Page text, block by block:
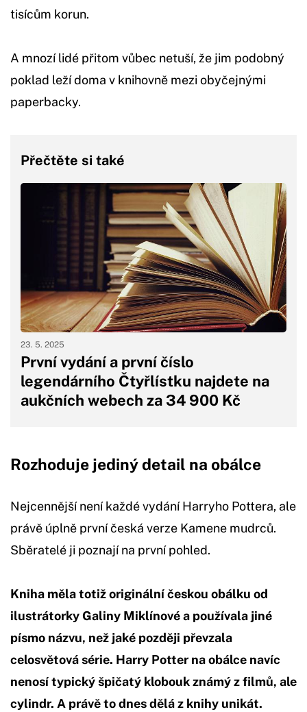
tisícům korun.
A mnozí lidé přitom vůbec netuší, že jim podobný
poklad leží doma v knihovně mezi obyčejnými
paperbacky.
Přečtěte si také
První vydání a první číslo
legendárního Čtyřlístku najdete na
aukčních webech za 34 900 Kč
23. 5. 2025
Rozhoduje jediný detail na obálce
Nejcennější není každé vydání Harryho Pottera, ale
právě úplně první česká verze Kamene mudrců.
Sběratelé ji poznají na první pohled.
Kniha měla totiž originální českou obálku od
ilustrátorky Galiny Miklínové a používala jiné
písmo názvu, než jaké později převzala
celosvětová série. Harry Potter na obálce navíc
nenosí typický špičatý klobouk známý z filmů, ale
cylindr. A právě to dnes dělá z knihy unikát.